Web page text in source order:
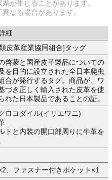
が生じることがあります。
なる場合があります。
細
皮革産業協同組合]タッグ
啓蒙と国産皮革製品についての
を目的に設立された全日本爬虫
合が発行するタグ。商品が、ワ
づき正しく輸入された皮革を使
れた日本製品であることの証。
ロコダイル(イリエワニ)
トと内装の開口部周りに牛革を
、ファスナー付きポケット×1